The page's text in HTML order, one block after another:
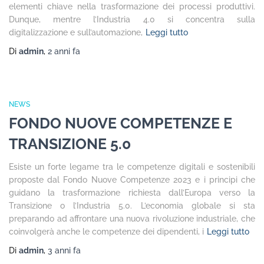
elementi chiave nella trasformazione dei processi produttivi.
Dunque, mentre l’Industria 4.0 si concentra sulla
digitalizzazione e sull’automazione, Leggi tutto
Di admin, 2 anni fa
NEWS
FONDO NUOVE COMPETENZE E
TRANSIZIONE 5.0
Esiste un forte legame tra le competenze digitali e sostenibili
proposte dal Fondo Nuove Competenze 2023 e i principi che
guidano la trasformazione richiesta dall’Europa verso la
Transizione o l’Industria 5.0. L’economia globale si sta
preparando ad affrontare una nuova rivoluzione industriale, che
coinvolgerà anche le competenze dei dipendenti, i Leggi tutto
Di admin, 3 anni fa